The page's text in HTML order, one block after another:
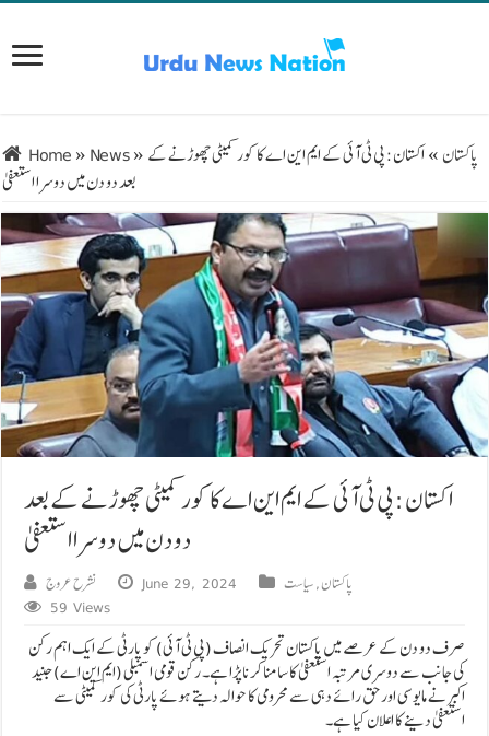
Home » News» پاکستان » اکستان: پی ٹی آئی کے ایم این اے کا کور کمیٹی چھوڑنے کے
بعد دو دن میں دوسرا استعفیٰ
اکستان: پی ٹی آئی کے ایم این اے کا کور کمیٹی چھوڑنے کے بعد
دو دن میں دوسرا استعفیٰ
نشرح عروج June 29, 2024 پاکستان,سیاست
59 Views
صرف دو دن کے عرصے میں پاکستان تحریک انصاف (پی ٹی آئی) کو پارٹی کے ایک اہم رکن
کی جانب سے دوسری مرتبہ استعفیٰ کا سامنا کرنا پڑا ہے۔ رکن قومی اسمبلی (ایم این اے) جنید
اکبر نے مایوسی اور حق رائے دہی سے محرومی کا حوالہ دیتے ہوئے پارٹی کی کور کمیٹی سے
استعفیٰ دینے کا اعلان کیا ہے۔